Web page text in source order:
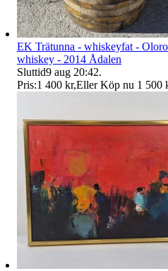
EK Trätunna - whiskeyfat -
whiskey - 2014 Ådalen
Sluttid9 aug 20:42.
Pris:1 400 kr,Eller Köp nu 1 500